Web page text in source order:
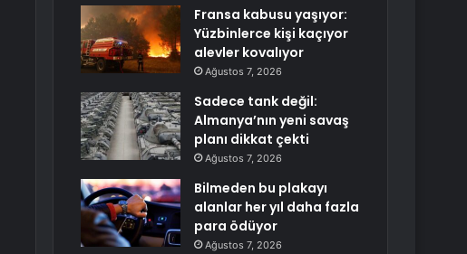
Fransa kabusu yaşıyor:
Yüzbinlerce kişi kaçıyor
alevler kovalıyor
Ağustos 7, 2026
Sadece tank değil:
Almanya’nın yeni savaş
planı dikkat çekti
Ağustos 7, 2026
Bilmeden bu plakayı
alanlar her yıl daha fazla
para ödüyor
Ağustos 7, 2026